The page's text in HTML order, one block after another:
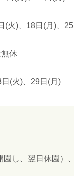
(火)、18日(月)、
休
(火)、29日(月)
園し、翌日休園）